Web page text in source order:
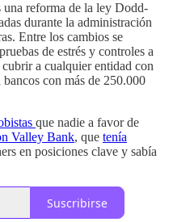
una reforma de la ley Dodd-
durante la administración
Entre los cambios se
de estrés y controles a
cubrir a cualquier entidad con
con más de 250.000
que nadie a favor de
Valley Bank, que tenía
en posiciones clave y sabía
Suscribirse